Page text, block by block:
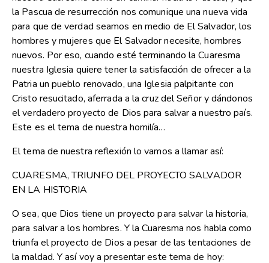
la Pascua de resurrección nos comunique una nueva vida
para que de verdad seamos en medio de El Salvador, los
hombres y mujeres que El Salvador necesite, hombres
nuevos. Por eso, cuando esté terminando la Cuaresma
nuestra Iglesia quiere tener la satisfacción de ofrecer a la
Patria un pueblo renovado, una Iglesia palpitante con
Cristo resucitado, aferrada a la cruz del Señor y dándonos
el verdadero proyecto de Dios para salvar a nuestro país.
Este es el tema de nuestra homilía…
El tema de nuestra reflexión lo vamos a llamar así:
CUARESMA, TRIUNFO DEL PROYECTO SALVADOR
EN LA HISTORIA
O sea, que Dios tiene un proyecto para salvar la historia,
para salvar a los hombres. Y la Cuaresma nos habla como
triunfa el proyecto de Dios a pesar de las tentaciones de
la maldad. Y así voy a presentar este tema de hoy: